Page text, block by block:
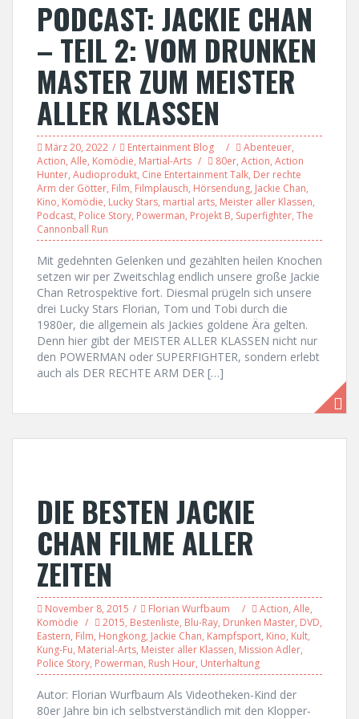
PODCAST: JACKIE CHAN
– TEIL 2: VOM DRUNKEN
MASTER ZUM MEISTER
ALLER KLASSEN
März 20, 2022 Entertainment Blog Abenteuer,
Action, Alle, Komödie, Martial-Arts 80er, Action, Action
Hunter, Audioprodukt, Cine Entertainment Talk, Der rechte
Arm der Götter, Film, Filmplausch, Hörsendung, Jackie Chan,
Kino, Komödie, Lucky Stars, martial arts, Meister aller Klassen,
Podcast, Police Story, Powerman, Projekt B, Superfighter, The
Cannonball Run
Mit gedehnten Gelenken und gezählten heilen Knochen
setzen wir per Zweitschlag endlich unsere große Jackie
Chan Retrospektive fort. Diesmal prügeln sich unsere
drei Lucky Stars Florian, Tom und Tobi durch die
1980er, die allgemein als Jackies goldene Ära gelten.
Denn hier gibt der MEISTER ALLER KLASSEN nicht nur
den POWERMAN oder SUPERFIGHTER, sondern erlebt
auch als DER RECHTE ARM DER […]
DIE BESTEN JACKIE
CHAN FILME ALLER
ZEITEN
November 8, 2015 Florian Wurfbaum Action, Alle,
Komödie
2015, Bestenliste, Blu-Ray, Drunken Master, DVD,
Eastern, Film, Hongkong, Jackie Chan, Kampfsport, Kino, Kult,
Kung-Fu, Material-Arts, Meister aller Klassen, Mission Adler,
Police Story, Powerman, Rush Hour, Unterhaltung
Autor: Florian Wurfbaum Als Videotheken-Kind der
80er Jahre bin ich selbstverständlich mit den Klopper-